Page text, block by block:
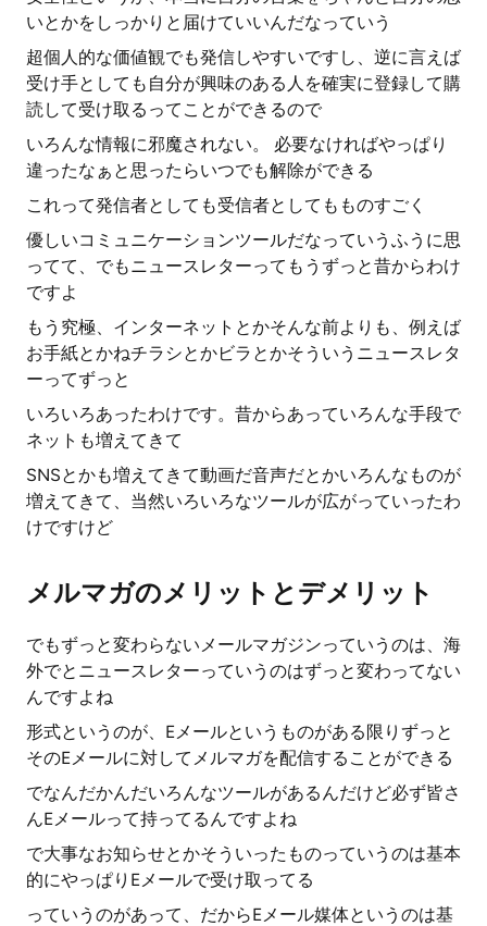
いとかをしっかりと届けていいんだなっていう
超個人的な価値観でも発信しやすいですし、逆に言えば
受け手としても自分が興味のある人を確実に登録して購
読して受け取るってことができるので
いろんな情報に邪魔されない。 必要なければやっぱり
違ったなぁと思ったらいつでも解除ができる
これって発信者としても受信者としてもものすごく
優しいコミュニケーションツールだなっていうふうに思
ってて、でもニュースレターってもうずっと昔からわけ
ですよ
もう究極、インターネットとかそんな前よりも、例えば
お手紙とかねチラシとかビラとかそういうニュースレタ
ーってずっと
いろいろあったわけです。昔からあっていろんな手段で
ネットも増えてきて
SNSとかも増えてきて動画だ音声だとかいろんなものが
増えてきて、当然いろいろなツールが広がっていったわ
けですけど
メルマガのメリットとデメリット
でもずっと変わらないメールマガジンっていうのは、海
外でとニュースレターっていうのはずっと変わってない
んですよね
形式というのが、Eメールというものがある限りずっと
そのEメールに対してメルマガを配信することができる
でなんだかんだいろんなツールがあるんだけど必ず皆さ
んEメールって持ってるんですよね
で大事なお知らせとかそういったものっていうのは基本
的にやっぱりEメールで受け取ってる
っていうのがあって、だからEメール媒体というのは基